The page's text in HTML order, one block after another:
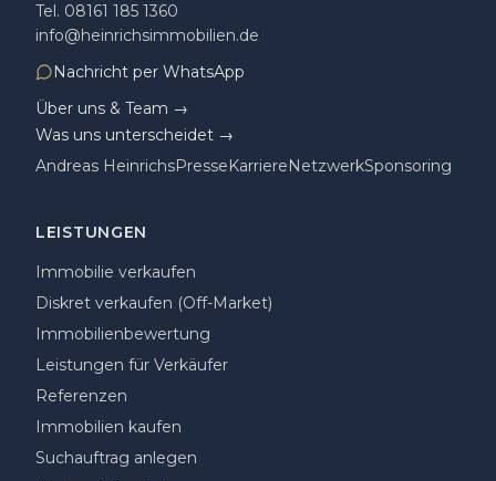
Tel. 08161 185 1360
info@heinrichsimmobilien.de
Nachricht per WhatsApp
Über uns & Team →
Was uns unterscheidet →
Andreas HeinrichsPresseKarriereNetzwerkSponsoring
LEISTUNGEN
Immobilie verkaufen
Diskret verkaufen (Off-Market)
Immobilienbewertung
Leistungen für Verkäufer
Referenzen
Immobilien kaufen
Suchauftrag anlegen